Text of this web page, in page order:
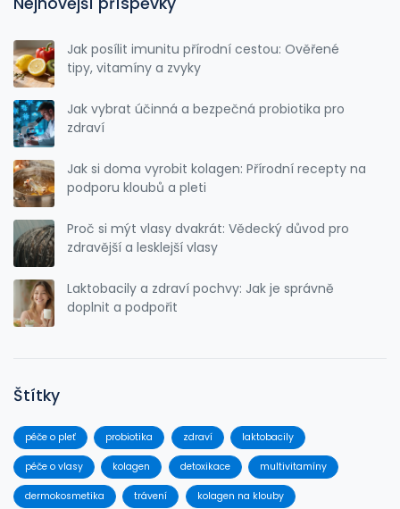
Jak posílit imunitu přírodní cestou: Ověřené
tipy, vitamíny a zvyky
Jak vybrat účinná a bezpečná probiotika pro
zdraví
Jak si doma vyrobit kolagen: Přírodní recepty na
podporu kloubů a pleti
Proč si mýt vlasy dvakrát: Vědecký důvod pro
zdravější a lesklejší vlasy
Laktobacily a zdraví pochvy: Jak je správně
doplnit a podpořit
Štítky
péče o pleť probiotika zdraví laktobacily
péče o vlasy kolagen detoxikace multivitamíny
dermokosmetika trávení kolagen na klouby